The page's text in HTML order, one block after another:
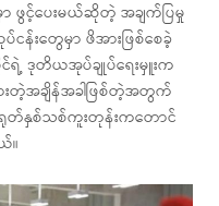
ဖွင့်ပေးမယ်ဆိုတဲ့ အချက်ပြမှု
န်းတွေမှာ ဖိအားဖြစ်စေခဲ့
ဒုတိယအုပ်ချုပ်ရေးမှူးက
းတဲ့အချိန်အခါဖြစ်တဲ့အတွက်
တ်နှစ်သစ်ကူးတုန်းကတောင်
။